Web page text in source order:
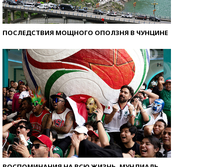
ПОСЛЕДСТВИЯ МОЩНОГО ОПОЛЗНЯ В ЧУНЦИНЕ